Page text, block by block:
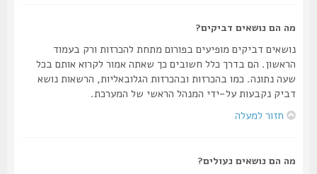
מה הם נושאים דביקים?
נושאים דביקים מופיעים בפורום מתחת להכרזות ורק בעמוד
הראשון. הם בדרך כלל חשובים כך שאתה אמור לקרוא אותם בכל
שעה נתונה. כמו בהכרזות ובהכרזות הגלובאליות, הרשאות נושא
דביק נקבעות על-ידי המנהל הראשי של המערכת.
חזור למעלה
מה הם נושאים נעולים?